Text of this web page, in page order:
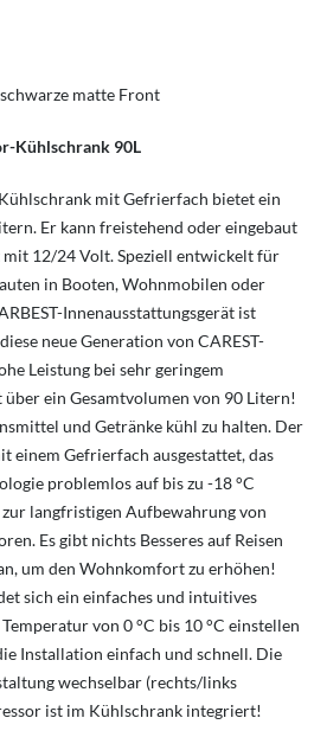
matte Front
Kühlschrank 90L
mit Gefrierfach bietet ein
Er kann freistehend oder eingebaut
12/24 Volt. Speziell entwickelt für
in Booten, Wohnmobilen oder
Innenausstattungsgerät ist
neue Generation von CAREST-
Leistung bei sehr geringem
ein Gesamtvolumen von 90 Litern!
und Getränke kühl zu halten. Der
einem Gefrierfach ausgestattet, das
problemlos auf bis zu -18 °C
langfristigen Aufbewahrung von
Es gibt nichts Besseres auf Reisen
um den Wohnkomfort zu erhöhen!
sich ein einfaches und intuitives
von 0 °C bis 10 °C einstellen
Installation einfach und schnell. Die
wechselbar (rechts/links
ist im Kühlschrank integriert!